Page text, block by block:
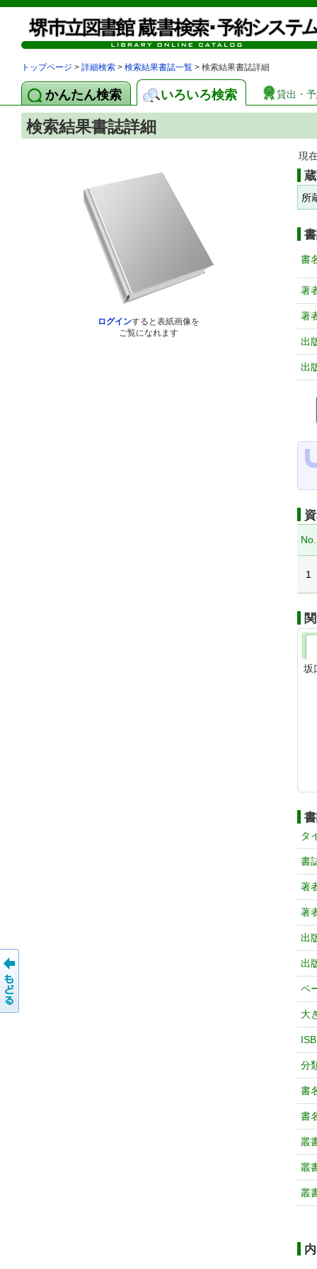
トップページ > 詳細検索 > 検索結果書誌一覧 > 検索結果書誌詳細
かんたん検索 いろいろ検索 貸出・
検索結果書誌詳細
ログインすると表紙画像を
ご覧になれます
現
所
書
著
著
出
出
No.
1
坂
タ
書
著
著
出
出
ペ
大
分
書
書
叢
叢
叢